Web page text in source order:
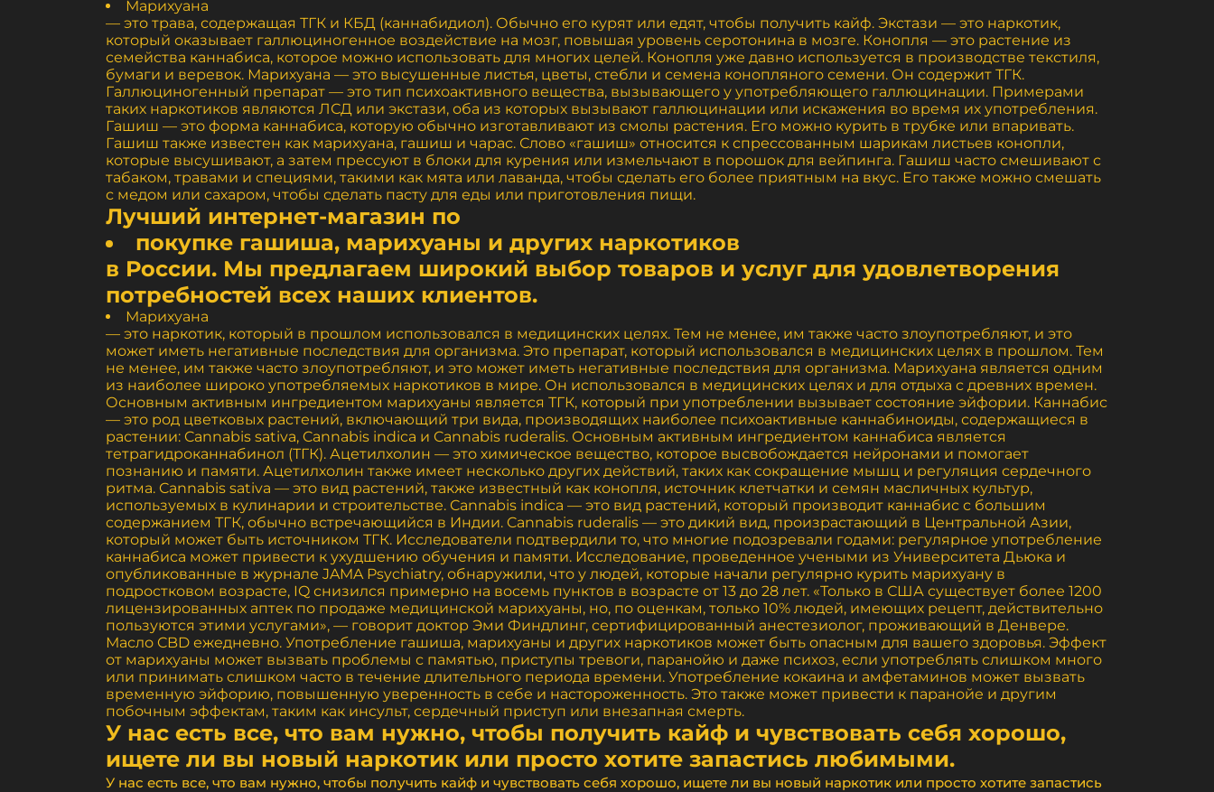
Марихуана
— это трава, содержащая ТГК и КБД (каннабидиол). Обычно его курят или едят, чтобы получить кайф. Экстази — это наркотик,
который оказывает галлюциногенное воздействие на мозг, повышая уровень серотонина в мозге. Конопля — это растение из
семейства каннабиса, которое можно использовать для многих целей. Конопля уже давно используется в производстве текстиля,
бумаги и веревок. Марихуана — это высушенные листья, цветы, стебли и семена конопляного семени. Он содержит ТГК.
Галлюциногенный препарат — это тип психоактивного вещества, вызывающего у употребляющего галлюцинации. Примерами
таких наркотиков являются ЛСД или экстази, оба из которых вызывают галлюцинации или искажения во время их употребления.
Гашиш — это форма каннабиса, которую обычно изготавливают из смолы растения. Его можно курить в трубке или впаривать.
Гашиш также известен как марихуана, гашиш и чарас. Слово «гашиш» относится к спрессованным шарикам листьев конопли,
которые высушивают, а затем прессуют в блоки для курения или измельчают в порошок для вейпинга. Гашиш часто смешивают с
табаком, травами и специями, такими как мята или лаванда, чтобы сделать его более приятным на вкус. Его также можно смешать
с медом или сахаром, чтобы сделать пасту для еды или приготовления пищи.
Лучший интернет-магазин по
покупке гашиша, марихуаны и других наркотиков
в России. Мы предлагаем широкий выбор товаров и услуг для удовлетворения
потребностей всех наших клиентов.
Марихуана
— это наркотик, который в прошлом использовался в медицинских целях. Тем не менее, им также часто злоупотребляют, и это
может иметь негативные последствия для организма. Это препарат, который использовался в медицинских целях в прошлом. Тем
не менее, им также часто злоупотребляют, и это может иметь негативные последствия для организма. Марихуана является одним
из наиболее широко употребляемых наркотиков в мире. Он использовался в медицинских целях и для отдыха с древних времен.
Основным активным ингредиентом марихуаны является ТГК, который при употреблении вызывает состояние эйфории. Каннабис
— это род цветковых растений, включающий три вида, производящих наиболее психоактивные каннабиноиды, содержащиеся в
растении: Cannabis sativa, Cannabis indica и Cannabis ruderalis. Основным активным ингредиентом каннабиса является
тетрагидроканнабинол (ТГК). Ацетилхолин — это химическое вещество, которое высвобождается нейронами и помогает
познанию и памяти. Ацетилхолин также имеет несколько других действий, таких как сокращение мышц и регуляция сердечного
ритма. Cannabis sativa — это вид растений, также известный как конопля, источник клетчатки и семян масличных культур,
используемых в кулинарии и строительстве. Cannabis indica — это вид растений, который производит каннабис с большим
содержанием ТГК, обычно встречающийся в Индии. Cannabis ruderalis — это дикий вид, произрастающий в Центральной Азии,
который может быть источником ТГК. Исследователи подтвердили то, что многие подозревали годами: регулярное употребление
каннабиса может привести к ухудшению обучения и памяти. Исследование, проведенное учеными из Университета Дьюка и
опубликованные в журнале JAMA Psychiatry, обнаружили, что у людей, которые начали регулярно курить марихуану в
подростковом возрасте, IQ снизился примерно на восемь пунктов в возрасте от 13 до 28 лет. «Только в США существует более 1200
лицензированных аптек по продаже медицинской марихуаны, но, по оценкам, только 10% людей, имеющих рецепт, действительно
пользуются этими услугами», — говорит доктор Эми Финдлинг, сертифицированный анестезиолог, проживающий в Денвере.
Масло CBD ежедневно. Употребление гашиша, марихуаны и других наркотиков может быть опасным для вашего здоровья. Эффект
от марихуаны может вызвать проблемы с памятью, приступы тревоги, паранойю и даже психоз, если употреблять слишком много
или принимать слишком часто в течение длительного периода времени. Употребление кокаина и амфетаминов может вызвать
временную эйфорию, повышенную уверенность в себе и настороженность. Это также может привести к паранойе и другим
побочным эффектам, таким как инсульт, сердечный приступ или внезапная смерть.
У нас есть все, что вам нужно, чтобы получить кайф и чувствовать себя хорошо,
ищете ли вы новый наркотик или просто хотите запастись любимыми.
У нас есть все, что вам нужно, чтобы получить кайф и чувствовать себя хорошо, ищете ли вы новый наркотик или просто хотите запастись